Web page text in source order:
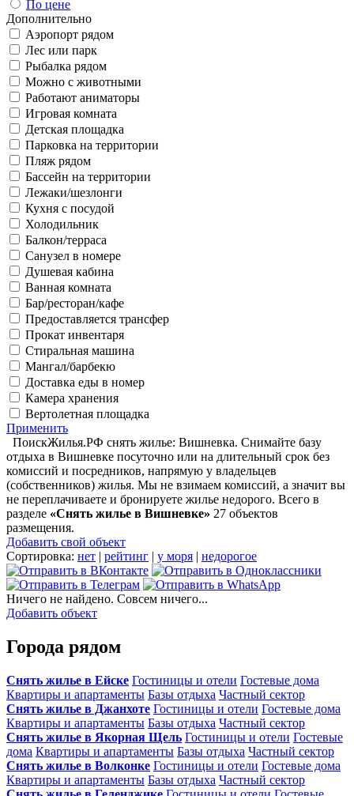
По цене
Дополнительно
Аэропорт рядом
Лес или парк
Рыбалка рядом
Можно с животными
Работают аниматоры
Игровая комната
Детская площадка
Парковка на территории
Пляж рядом
Бассейн на территории
Лежаки/шезлонги
Кухня с посудой
Холодильник
Балкон/терраса
Санузел в номере
Душевая кабина
Ванная комната
Бар/ресторан/кафе
Предоставляется трансфер
Прокат инвентаря
Стиральная машина
Мангал/барбекю
Доставка еды в номер
Камера хранения
Вертолетная площадка
Применить
ПоискЖилья.РФ снять жилье: Вишневка. Снимайте базу
отдыха в Вишневке посуточно или на длительный срок без
комиссий и посредников, напрямую у владельцев
(собственников) жилья. Мы не взимаем комиссий, а значит вы
не переплачиваете и бронируете жилье недорого. Всего в
разделе «Снять жилье в Вишневке» 27 объектов
размещения.
Добавить свой объект
Сортировка: нет | рейтинг | у моря | недорогое
Ничего не найдено. Совсем ничего...
Добавить объект
Города рядом
Снять жилье в Ейске Гостиницы и отели Гостевые дома
Квартиры и апартаменты Базы отдыха Частный сектор
Снять жилье в Джанхоте Гостиницы и отели Гостевые дома
Квартиры и апартаменты Базы отдыха Частный сектор
Снять жилье в Якорная Щель Гостиницы и отели Гостевые
дома Квартиры и апартаменты Базы отдыха Частный сектор
Снять жилье в Волконке Гостиницы и отели Гостевые дома
Квартиры и апартаменты Базы отдыха Частный сектор